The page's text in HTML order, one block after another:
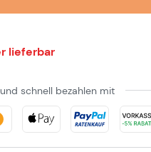
lieferbar
schnell bezahlen mit